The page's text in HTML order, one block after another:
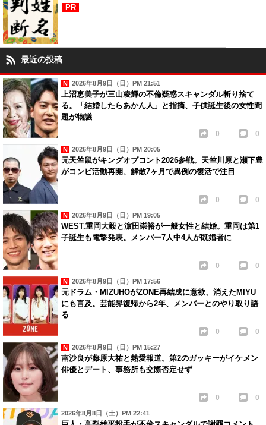
PR
最近の投稿
2026年8月9日（日）PM 21:51
上沼恵美子が三山凌輝の不倫疑惑スキャンダル斬り捨て
る。「結婚したらあかん人」と指摘、子供誕生後の女性問
題が物議
0 0
2026年8月9日（日）PM 20:05
元天竺鼠がキングオブコント2026参戦。天竺川原と瀬下豊
がコンビ活動再開、解散7ヶ月で異例の復活で注目
0 0
2026年8月9日（日）PM 19:05
WEST.重岡大毅と濵田崇裕が一般女性と結婚。重岡は第1
子誕生も電撃発表。メンバー7人中4人が既婚者に
0 0
2026年8月9日（日）PM 17:56
元ドラム・MIZUHOがZONE再結成に意欲、消えたMIYU
にも言及。芸能界復帰から2年、メンバーとのやり取り語
る
0 0
2026年8月9日（日）PM 15:27
南沙良が藤原大祐と熱愛報道。第2のガッキーがイケメン
俳優とデート、事務所も交際否定せず
0 0
2026年8月8日（土）PM 22:41